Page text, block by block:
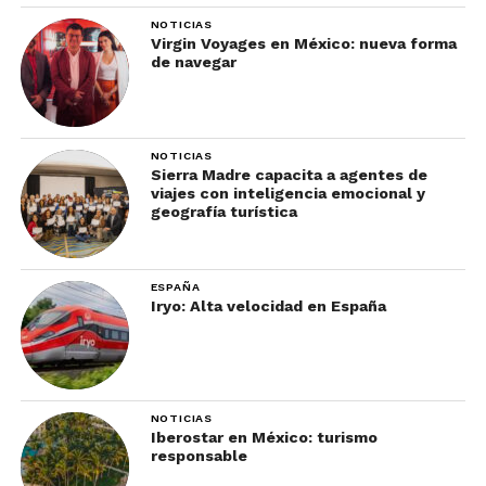
y preparación del icónico tequila y de tradicional
mezcal.
Por último, sabemos que una escapada romántica
tan perfecta como la que tus clientes pueden vivir
en el Grand Hyatt Playa del Carmen merece ser
conservada. Para esto, el resort ofrece una Sesión
Fotográfica en Pareja, una celebración al amor que
culmina con un álbum que los ayudará a recordar
sus mejores momentos en pareja.
NOTICIAS
Virgin Voyages en México: nueva forma
de navegar
NOTICIAS
Sierra Madre capacita a agentes de
viajes con inteligencia emocional y
geografía turística
ESPAÑA
Iryo: Alta velocidad en España
NOTICIAS
Iberostar en México: turismo
responsable